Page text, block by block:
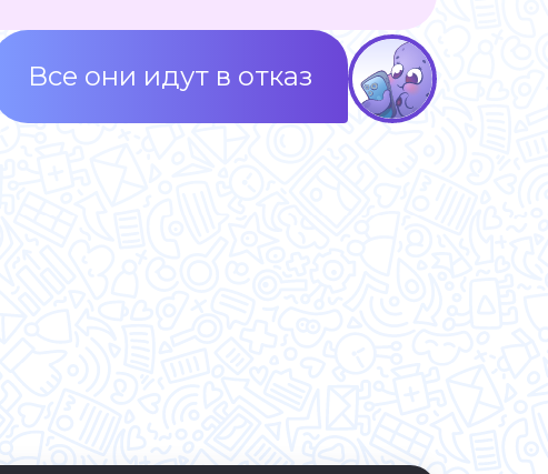
Все они идут в отказ